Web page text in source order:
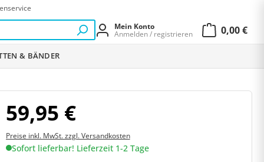
Mein Konto
Anmelden / registrieren
0,00 €
& BÄNDER
59,95 €
Preise inkl. MwSt. zzgl. Versandkosten
Sofort lieferbar! Lieferzeit 1-2 Tage